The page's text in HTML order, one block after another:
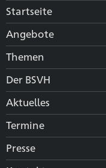
Startseite
Angebote
Themen
Der BSVH
Aktuelles
Termine
Presse